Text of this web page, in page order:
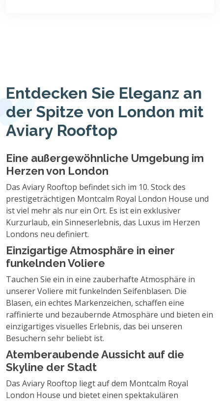
Entdecken Sie Eleganz an
der Spitze von London mit
Aviary Rooftop
Eine außergewöhnliche Umgebung im
Herzen von London
Das Aviary Rooftop befindet sich im 10. Stock des
prestigeträchtigen Montcalm Royal London House und
ist viel mehr als nur ein Ort. Es ist ein exklusiver
Kurzurlaub, ein Sinneserlebnis, das Luxus im Herzen
Londons neu definiert.
Einzigartige Atmosphäre in einer
funkelnden Voliere
Tauchen Sie ein in eine zauberhafte Atmosphäre in
unserer Voliere mit funkelnden Seifenblasen. Die
Blasen, ein echtes Markenzeichen, schaffen eine
raffinierte und bezaubernde Atmosphäre und bieten ein
einzigartiges visuelles Erlebnis, das bei unseren
Besuchern sehr beliebt ist.
Atemberaubende Aussicht auf die
Skyline der Stadt
Das Aviary Rooftop liegt auf dem Montcalm Royal
London House und bietet einen spektakulären